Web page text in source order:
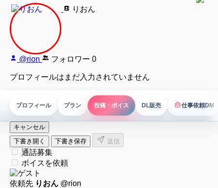
りおん
@rion フォロワー 0
プロフィールはまだ入力されていません
プロフィール プラン 投稿・ボイス DL販売 仕事依頼DM
仕事依頼DM
キャンセル
下書き開く
下書き保存 送信
通話募集
ボイスを依頼
依頼先 りおん @rion